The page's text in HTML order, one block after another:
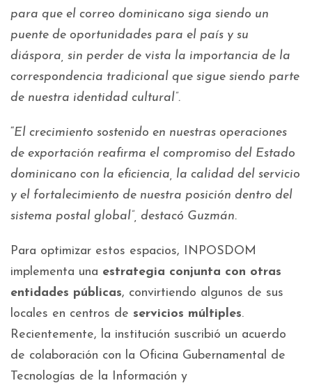
para que el correo dominicano siga siendo un
puente de oportunidades para el país y su
diáspora, sin perder de vista la importancia de la
correspondencia tradicional que sigue siendo parte
de nuestra identidad cultural”.
“El crecimiento sostenido en nuestras operaciones
de exportación reafirma el compromiso del Estado
dominicano con la eficiencia, la calidad del servicio
y el fortalecimiento de nuestra posición dentro del
sistema postal global”, destacó Guzmán.
Para optimizar estos espacios, INPOSDOM
implementa una estrategia conjunta con otras
entidades públicas, convirtiendo algunos de sus
locales en centros de servicios múltiples.
Recientemente, la institución suscribió un acuerdo
de colaboración con la Oficina Gubernamental de
Tecnologías de la Información y